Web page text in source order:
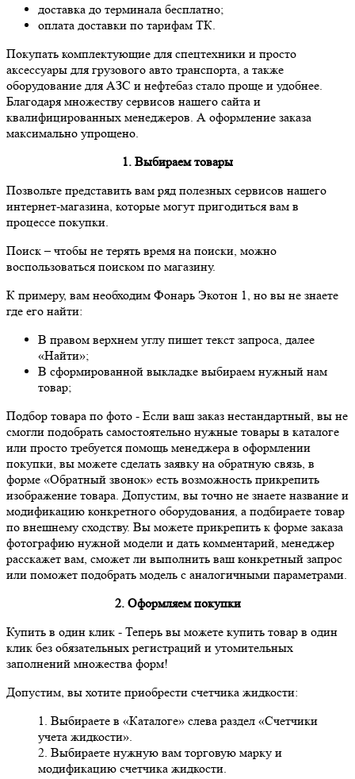
доставка до терминала бесплатно;
оплата доставки по тарифам ТК.
Покупать комплектующие для спецтехники и просто
аксессуары для грузового авто транспорта, а также
оборудование для АЗС и нефтебаз стало проще и удобнее.
Благодаря множеству сервисов нашего сайта и
квалифицированных менеджеров. А оформление заказа
максимально упрощено.
1. Выбираем товары
Позвольте представить вам ряд полезных сервисов нашего
интернет-магазина, которые могут пригодиться вам в
процессе покупки.
Поиск– чтобы не терять время на поиски, можно
воспользоваться поиском по магазину.
К примеру, вам необходим Фонарь Экотон 1, но вы не знаете
где его найти:
В правом верхнем углу пишет текст запроса, далее
«Найти»;
В сформированной выкладке выбираем нужный нам
товар;
Подбор товара по фото - Если ваш заказ нестандартный, вы не
смогли подобрать самостоятельно нужные товары в каталоге
или просто требуется помощь менеджера в оформлении
покупки, вы можете сделать заявку на обратную связь, в
форме «Обратный звонок» есть возможность прикрепить
изображение товара. Допустим, вы точно не знаете название и
модификацию конкретного оборудования, а подбираете товар
по внешнему сходству. Вы можете прикрепить к форме заказа
фотографию нужной модели и дать комментарий, менеджер
расскажет вам, сможет ли выполнить ваш конкретный запрос
или поможет подобрать модель с аналогичными параметрами.
2. Оформляем покупки
Купить в один клик - Теперь вы можете купить товар в один
клик без обязательных регистраций и утомительных
заполнений множества форм!
Допустим, вы хотите приобрести счетчика жидкости:
1. Выбираете в «Каталоге» слева раздел «Счетчики
учета жидкости».
2. Выбираете нужную вам торговую марку и
модификацию счетчика жидкости.